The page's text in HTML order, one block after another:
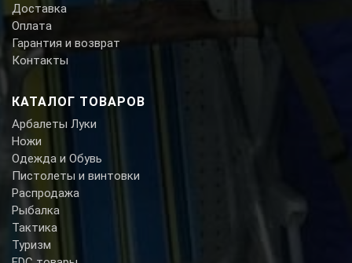
Доставка
Оплата
Гарантия и возврат
Контакты
КАТАЛОГ ТОВАРОВ
Арбалеты Луки
Ножи
Одежда и Обувь
Пистолеты и винтовки
Распродажа
Рыбалка
Тактика
Туризм